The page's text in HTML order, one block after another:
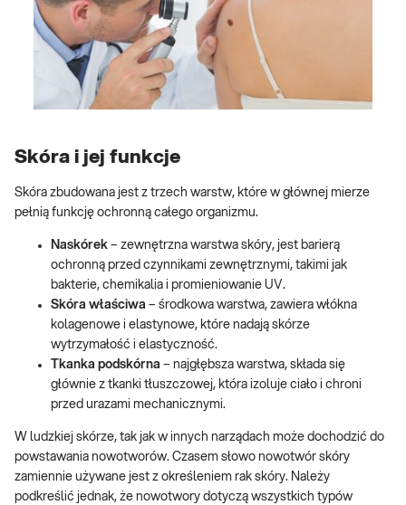
Skóra i jej funkcje
Skóra zbudowana jest z trzech warstw, które w głównej mierze
pełnią funkcję ochronną całego organizmu.
Naskórek – zewnętrzna warstwa skóry, jest barierą
ochronną przed czynnikami zewnętrznymi, takimi jak
bakterie, chemikalia i promieniowanie UV.
Skóra właściwa – środkowa warstwa, zawiera włókna
kolagenowe i elastynowe, które nadają skórze
wytrzymałość i elastyczność.
Tkanka podskórna – najgłębsza warstwa, składa się
głównie z tkanki tłuszczowej, która izoluje ciało i chroni
przed urazami mechanicznymi.
W ludzkiej skórze, tak jak w innych narządach może dochodzić do
powstawania nowotworów. Czasem słowo nowotwór skóry
zamiennie używane jest z określeniem rak skóry. Należy
podkreślić jednak, że nowotwory dotyczą wszystkich typów